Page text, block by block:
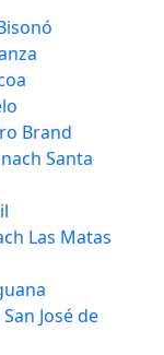
Brand
Santa
Las Matas
José de